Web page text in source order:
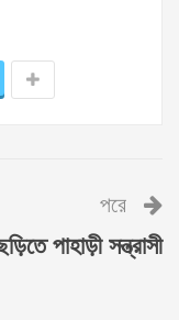
পরে
পাহাড়ী সন্ত্রাসী